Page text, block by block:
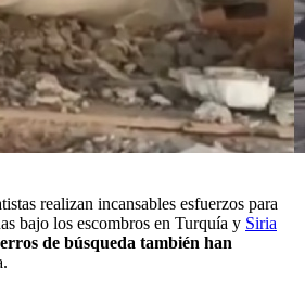
realizan incansables esfuerzos para
bajo los escombros en Turquía y Siria
de búsqueda también han